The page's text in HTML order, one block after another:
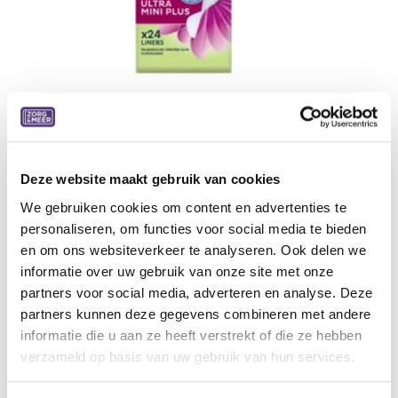
Deze website maakt gebruik van cookies
We gebruiken cookies om content en advertenties te
personaliseren, om functies voor social media te bieden
en om ons websiteverkeer te analyseren. Ook delen we
informatie over uw gebruik van onze site met onze
partners voor social media, adverteren en analyse. Deze
partners kunnen deze gegevens combineren met andere
informatie die u aan ze heeft verstrekt of die ze hebben
verzameld op basis van uw gebruik van hun services.
Tena Discreet Ultra Mini Plus 1,5 dr
24 stuks, 6 pakken/doos
5,98€
Aan winkelmandje toevoegen
Toevoegen aan verlanglijst